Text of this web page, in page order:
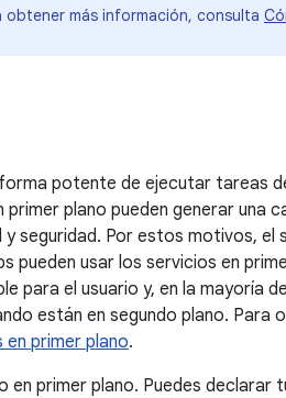
más información, consulta
potente de ejecutar tareas
plano pueden generar una
seguridad. Por estos motivos, el
usar los servicios en
para el usuario y, en la mayoría
están en segundo plano. Para
primer plano.
primer plano. Puedes declarar